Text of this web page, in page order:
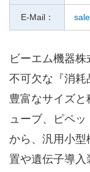
E-Mail：
ビーエム機器
不可欠な『消耗
豊富なサイズ
ューブ、ピペ
から、汎用小
置や遺伝子導入